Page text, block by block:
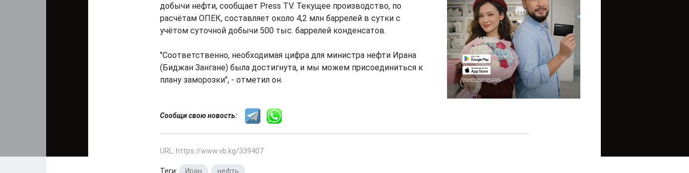
добычи нефти, сообщает Press TV. Текущее производство, по
расчётам ОПЕК, составляет около 4,2 млн баррелей в сутки с
учётом суточной добычи 500 тыс. баррелей конденсатов.
"Соответственно, необходимая цифра для министра нефти Ирана
(Биджан Зангане) была достигнута, и мы можем присоединиться к
плану заморозки", - отметил он.
Сообщи свою новость:
URL: https://www.vb.kg/339407
Теги: Иран нефть